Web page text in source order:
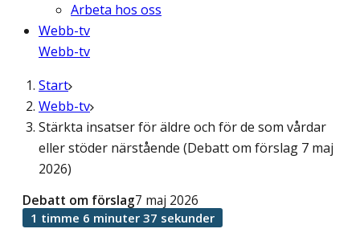
Arbeta hos oss
Webb-tv
Webb-tv
Start
Webb-tv
Stärkta insatser för äldre och för de som vårdar
eller stöder närstående (Debatt om förslag 7 maj
2026)
Debatt om förslag7 maj 2026
1 timme 6 minuter 37 sekunder